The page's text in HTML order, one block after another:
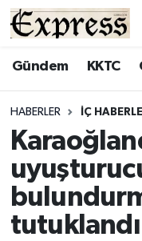
Gündem KKTC
HABERLER İÇ
tutuklandı
ALAYKÖY
BİLİM
ÇATALKÖY
DÜNYA
Hava Durumu
Süper Lig
Tüm Manşetler
Son Dakika